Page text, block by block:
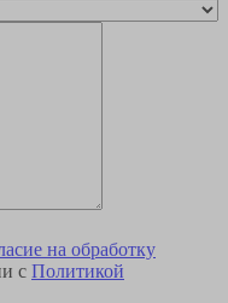
на обработку
с Политикой